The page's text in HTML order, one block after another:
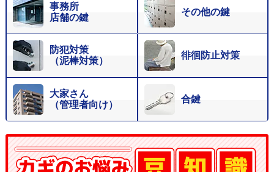
事務所
店舗の鍵
その他の鍵
防犯対策
（泥棒対策）
徘徊防止対策
大家さん
（管理者向け）
合鍵